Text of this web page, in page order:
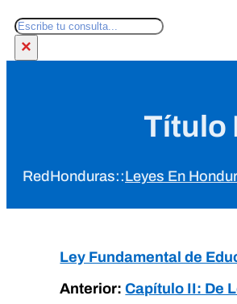
Buscar
×
Título
RedHonduras::Leyes En
Ley Fundamental de
Anterior:Capítulo II: De